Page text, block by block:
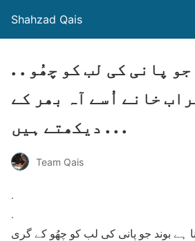
Shahzad Qais
. . سنا ہے بوند جو پانی کی لب کو چھُو
خانے اُسے آہ بھر کے
دیکھتے ہیں . . .
Team Qais
.
.
ہے بوند جو پانی کی لب کو چھُو کے گری